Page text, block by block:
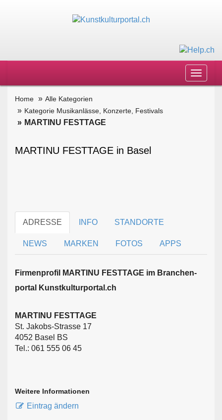
Toggle
Home
Alle Kategorien
Kategorie Musikanlässe, Konzerte, Festivals
MARTINU FESTTAGE
MARTINU FESTTAGE in Basel
ADRESSE INFO STANDORTE
NEWS MARKEN FOTOS APPS
Firmen­profil MARTINU FESTTAGE im Branchen­
portal Kunstkulturportal.ch
MARTINU FESTTAGE
St. Jakobs-Strasse 17
4052 Basel BS
Tel.: 061 555 06 45
Weitere Informationen
Eintrag ändern